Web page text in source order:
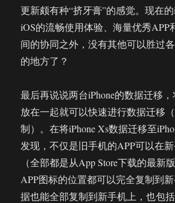
更新颇有种“挤牙膏”的感觉。现在
iOS的流畅使用体验、海量优秀APP
间的协同之外，没有其他可以胜过
的地方了？
最后再说说两台iPhone的数据迁移
放在一起就可以快速进行数据迁移
制）。在将iPhone Xs数据迁移至
发现，不仅是旧手机的APP可以在
（全部都是从App Store下载的最新
APP图标的位置都可以完全复制到
据也能全部复制到新手机上，也包括